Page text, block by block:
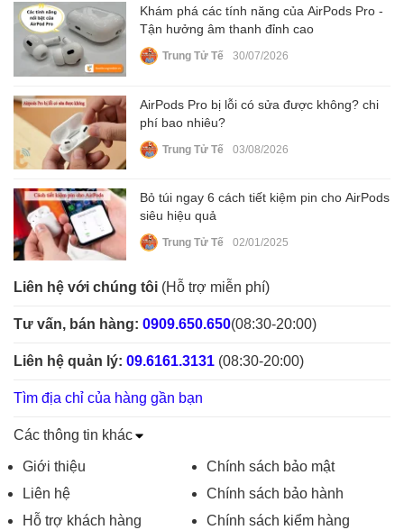
Khám phá các tính năng của AirPods Pro -
Tận hưởng âm thanh đỉnh cao
Trung Tử Tế 30/07/2026
AirPods Pro bị lỗi có sửa được không? chi
phí bao nhiêu?
Trung Tử Tế 03/08/2026
Bỏ túi ngay 6 cách tiết kiệm pin cho AirPods
siêu hiệu quả
Trung Tử Tế 02/01/2025
Liên hệ với chúng tôi (Hỗ trợ miễn phí)
Tư vấn, bán hàng: 0909.650.650(08:30-20:00)
Liên hệ quản lý: 09.6161.3131 (08:30-20:00)
Tìm địa chỉ của hàng gần bạn
Các thông tin khác
Giới thiệu
Liên hệ
Hỗ trợ khách hàng
Chính sách bảo mật
Chính sách bảo hành
Chính sách kiểm hàng